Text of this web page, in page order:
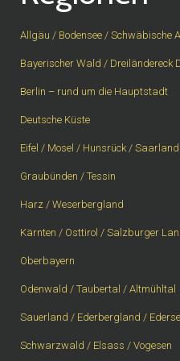
Allgäu / Bodensee / Schwäbische
Bayerischer Wald / Dreiländereck
Berlin – rund um die Hauptstadt
Deutsche Küste
Eifel / Mosel / Hunsrück /
Graubünden / Tessin
Harz / Weserbergland
Kärnten / Osttirol / Salzburger
Oberbayern
Odenwald / Taubertal / Altmühltal
Sauerland / Ederbergland /
Schwarzwald / Elsass / Vogesen